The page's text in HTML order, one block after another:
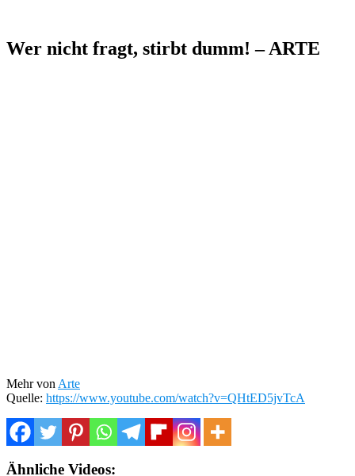
Wer nicht fragt, stirbt dumm! – ARTE
Mehr von Arte
Quelle: https://www.youtube.com/watch?v=QHtED5jvTcA
Ähnliche Videos: